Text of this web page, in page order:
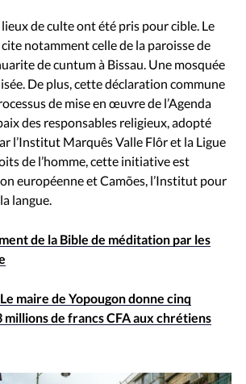
lieux de culte ont été pris pour cible. Le
notamment celle de la paroisse de
de cuntum à Bissau. Une mosquée
De plus, cette déclaration commune
de mise en œuvre de l’Agenda
des responsables religieux, adopté
l’Institut Marquês Valle Flôr et la Ligue
de l’homme, cette initiative est
européenne et Camões, l’Institut pour
langue.
de la Bible de méditation par les
maire de Yopougon donne cinq
millions de francs CFA aux chrétiens